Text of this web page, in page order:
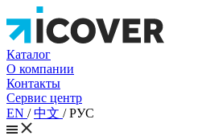
Каталог
О компании
Контакты
Сервис центр
EN /中文 /РУС